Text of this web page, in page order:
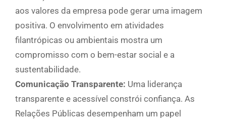
aos valores da empresa pode gerar uma imagem
positiva. O envolvimento em atividades
filantrópicas ou ambientais mostra um
compromisso com o bem-estar social e a
sustentabilidade.
Comunicação Transparente: Uma liderança
transparente e acessível constrói confiança. As
Relações Públicas desempenham um papel